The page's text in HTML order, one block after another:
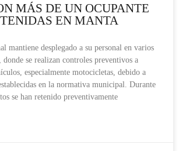
MÁS DE UN OCUPANTE
EN MANTA
mantiene desplegado a su personal en varios
donde se realizan controles preventivos a
especialmente motocicletas, debido a
en la normativa municipal. Durante
se han retenido preventivamente